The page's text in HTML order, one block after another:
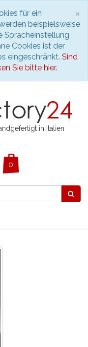
×
für ein
beispielsweise
Spracheinstellung
Cookies ist der
eingeschränkt. Sind
Sie bitte hier.
in Italien